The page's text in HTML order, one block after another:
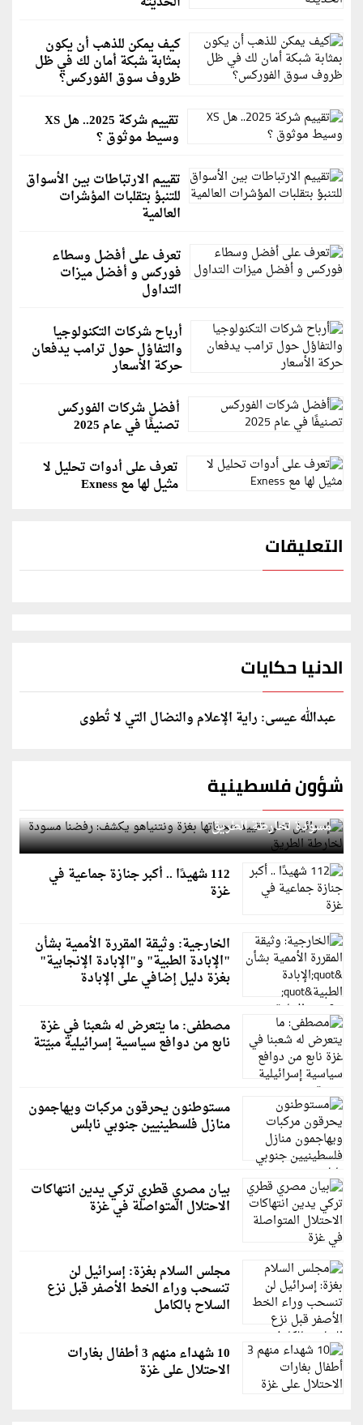
كيف يمكن للذهب أن يكون
بمثابة شبكة أمان لك في ظل
ظروف سوق الفوركس؟
تقييم شركة 2025.. هل XS
وسيط موثوق ؟
تقييم الارتباطات بين الأسواق
للتنبؤ بتقلبات المؤشرات
العالمية
تعرف على أفضل وسطاء
فوركس و أفضل ميزات
التداول
أرباح شركات التكنولوجيا
والتفاؤل حول ترامب يدفعان
حركة الأسعار
أفضل شركات الفوركس
تصنيفًا في عام 2025
تعرف على أدوات تحليل لا
مثيل لها مع Exness
التعليقات
الدنيا حكايات
عبدالله عيسى: راية الإعلام والنضال التي لا تُطوى
شؤون فلسطينية
إسرائيل تعلن تقييد هجماتها بغزة ونتنياهو يكشف: رفضنا
مسودة لخارطة الطريق
112 شهيدًا .. أكبر جنازة جماعية في
غزة
الخارجية: وثيقة المقررة الأممية بشأن
"الإبادة الطبية" و"الإبادة الإنجابية"
بغزة دليل إضافي على الإبادة
مصطفى: ما يتعرض له شعبنا في غزة
نابع من دوافع سياسية إسرائيلية مبيّتة
مستوطنون يحرقون مركبات ويهاجمون
منازل فلسطينيين جنوبي نابلس
بيان مصري قطري تركي يدين انتهاكات
الاحتلال المتواصلة في غزة
مجلس السلام بغزة: إسرائيل لن
تنسحب وراء الخط الأصفر قبل نزع
السلاح بالكامل
10 شهداء منهم 3 أطفال بغارات
الاحتلال على غزة